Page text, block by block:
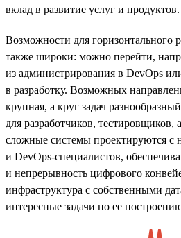
вклад в развитие услуг и продуктов.
Возможности для горизонтального
также широки: можно перейти,
из администрирования в DevOps
в разработку. Возможных
крупная, а круг задач
для разработчиков, тестировщиков,
сложные системы проектируются с
и DevOps-специалистов,
и непрерывность цифрового
инфраструктура с собственными
интересные задачи по ее